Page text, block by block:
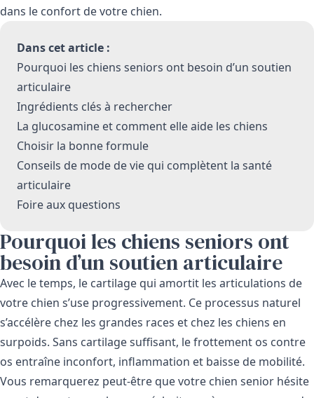
dans le confort de votre chien.
Dans cet article :
Pourquoi les chiens seniors ont besoin d’un soutien
articulaire
Ingrédients clés à rechercher
La glucosamine et comment elle aide les chiens
Choisir la bonne formule
Conseils de mode de vie qui complètent la santé
articulaire
Foire aux questions
Pourquoi les chiens seniors ont
besoin d’un soutien articulaire
Avec le temps, le cartilage qui amortit les articulations de
votre chien s’use progressivement. Ce processus naturel
s’accélère chez les grandes races et chez les chiens en
surpoids. Sans cartilage suffisant, le frottement os contre
os entraîne inconfort, inflammation et baisse de mobilité.
Vous remarquerez peut-être que votre chien senior hésite